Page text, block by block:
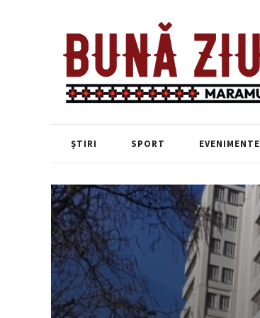
ȘTIRI SPORT EVENIMENTE